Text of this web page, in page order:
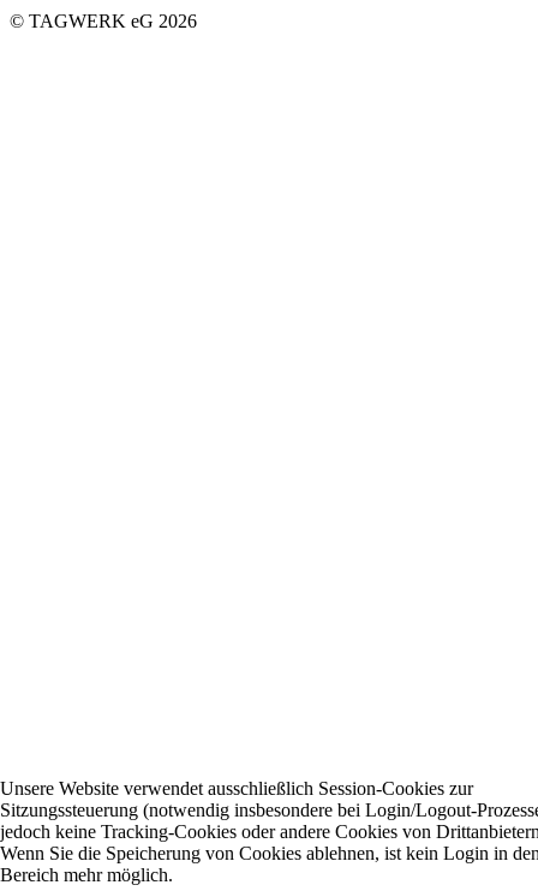
© TAGWERK eG 2026
Unsere Website verwendet ausschließlich Session-Cookies zur
Sitzungssteuerung (notwendig insbesondere bei Login/Logout-
jedoch keine Tracking-Cookies oder andere Cookies von
Wenn Sie die Speicherung von Cookies ablehnen, ist kein Login in
Bereich mehr möglich.